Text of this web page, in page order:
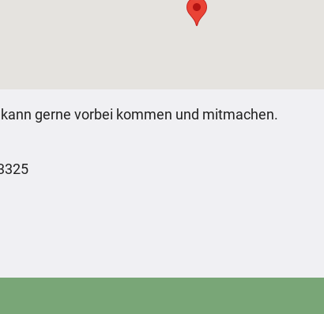
gerne vorbei kommen und mitmachen.